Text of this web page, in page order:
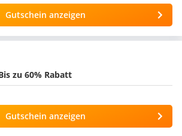
Gutschein anzeigen
zu 60% Rabatt
Gutschein anzeigen